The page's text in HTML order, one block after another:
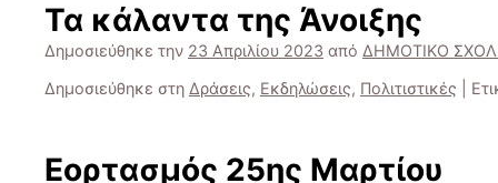
Τα κάλαντα της Άνοιξης
Δημοσιεύθηκε την 23 Απριλίου 2023 από ΔΗΜΟΤΙΚΟ
Δημοσιεύθηκε στη Δράσεις, Εκδηλώσεις, Πολιτιστικές
Εορτασμός 25ης Μαρτίου